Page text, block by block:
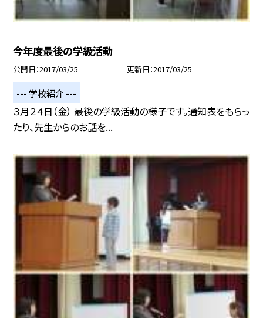
今年度最後の学級活動
公開日 2017/03/25 更新日 2017/03/25
--- 学校紹介 ---
３月２４日（金） 最後の学級活動の様子です。通知表をもらっ
たり、先生からのお話を...